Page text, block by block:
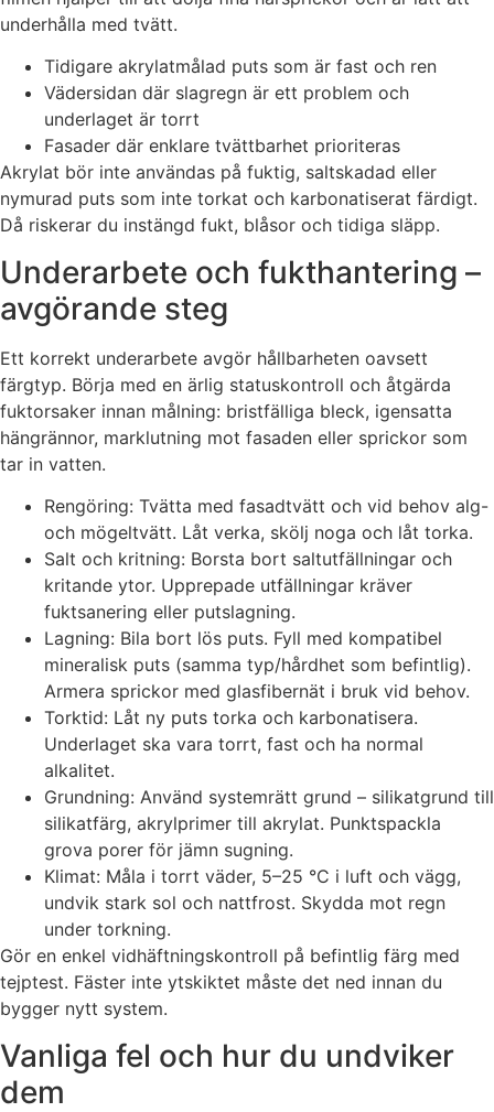
underhålla med tvätt.
Tidigare akrylatmålad puts som är fast och ren
Vädersidan där slagregn är ett problem och
underlaget är torrt
Fasader där enklare tvättbarhet prioriteras
Akrylat bör inte användas på fuktig, saltskadad eller
nymurad puts som inte torkat och karbonatiserat färdigt.
Då riskerar du instängd fukt, blåsor och tidiga släpp.
Underarbete och fukthantering –
avgörande steg
Ett korrekt underarbete avgör hållbarheten oavsett
färgtyp. Börja med en ärlig statuskontroll och åtgärda
fuktorsaker innan målning: bristfälliga bleck, igensatta
hängrännor, marklutning mot fasaden eller sprickor som
tar in vatten.
Rengöring: Tvätta med fasadtvätt och vid behov alg-
och mögeltvätt. Låt verka, skölj noga och låt torka.
Salt och kritning: Borsta bort saltutfällningar och
kritande ytor. Upprepade utfällningar kräver
fuktsanering eller putslagning.
Lagning: Bila bort lös puts. Fyll med kompatibel
mineralisk puts (samma typ/hårdhet som befintlig).
Armera sprickor med glasfibernät i bruk vid behov.
Torktid: Låt ny puts torka och karbonatisera.
Underlaget ska vara torrt, fast och ha normal
alkalitet.
Grundning: Använd systemrätt grund – silikatgrund till
silikatfärg, akrylprimer till akrylat. Punktspackla
grova porer för jämn sugning.
Klimat: Måla i torrt väder, 5–25 °C i luft och vägg,
undvik stark sol och nattfrost. Skydda mot regn
under torkning.
Gör en enkel vidhäftningskontroll på befintlig färg med
tejptest. Fäster inte ytskiktet måste det ned innan du
bygger nytt system.
Vanliga fel och hur du undviker
dem